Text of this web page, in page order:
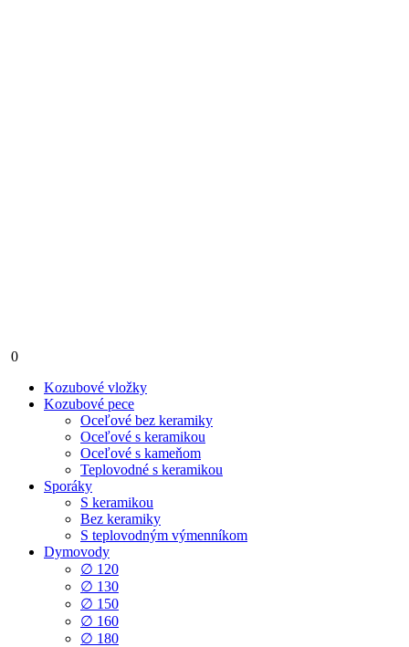
0
Kozubové vložky
Kozubové pece
Oceľové bez keramiky
Oceľové s keramikou
Oceľové s kameňom
Teplovodné s keramikou
Sporáky
S keramikou
Bez keramiky
S teplovodným výmenníkom
Dymovody
∅ 120
∅ 130
∅ 150
∅ 160
∅ 180